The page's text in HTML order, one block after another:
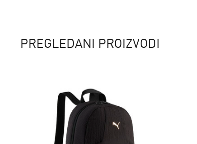
PREGLEDANI PROIZVODI